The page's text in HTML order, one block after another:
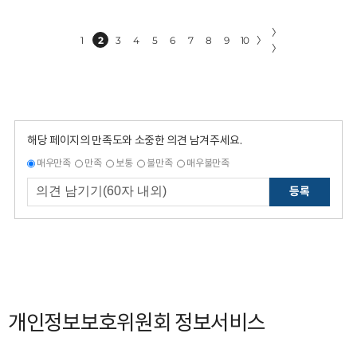
1 2 3 4 5 6 7 8 9 10 〉
〉
〉
해당 페이지의 만족도와 소중한 의견 남겨주세요.
매우만족 만족 보통 불만족 매우불만족
등록
개인정보보호위원회 정보서비스